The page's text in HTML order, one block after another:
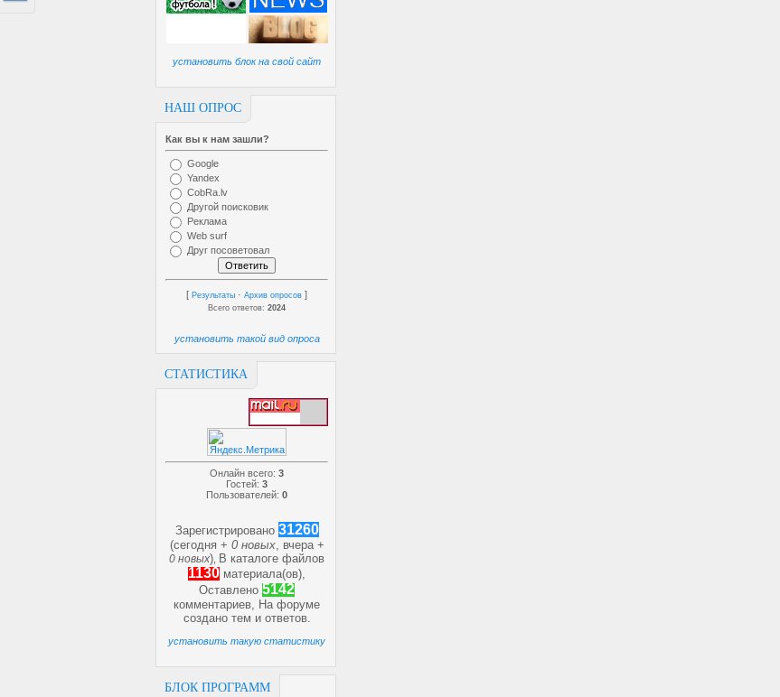
установить блок на свой сайт
НАШ ОПРОС
Как вы к нам зашли?
Google
Yandex
CobRa.lv
Другой поисковик
Реклама
Web surf
Друг посоветовал
[ Результаты · Архив опросов ]
Всего ответов: 2024
установить такой вид опроса
СТАТИСТИКА
Онлайн всего: 3
Гостей: 3
Пользователей: 0
Зарегистрировано 31260
(сегодня + 0 новых, вчера +
0 новых) В каталоге файлов
1130 материала(ов),
Оставлено 5142
комментариев, На форуме
создано тем и ответов.
установить такую статистику
БЛОК ПРОГРАММ